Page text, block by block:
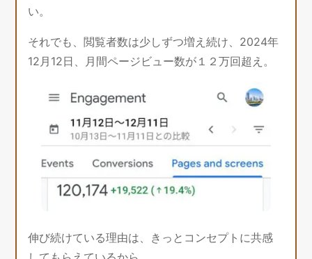
い。
それでも、閲覧者数は少しずつ増え続け、2024年
12月12日、月間ページビュー数が１２万回超え。
伸び続けている理由は、きっとコンセプトに共感